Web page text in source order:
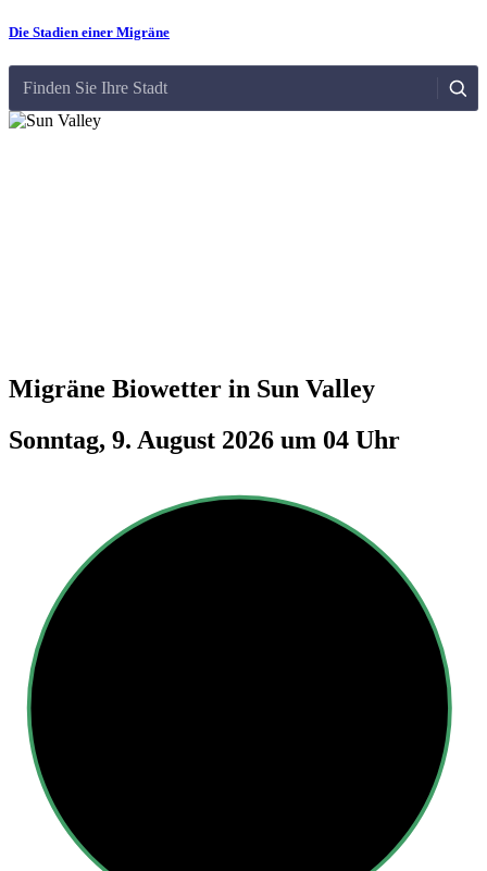
Die Stadien einer Migräne
Finden Sie Ihre Stadt
Migräne Biowetter in Sun Valley
Sonntag, 9. August 2026 um 04 Uhr